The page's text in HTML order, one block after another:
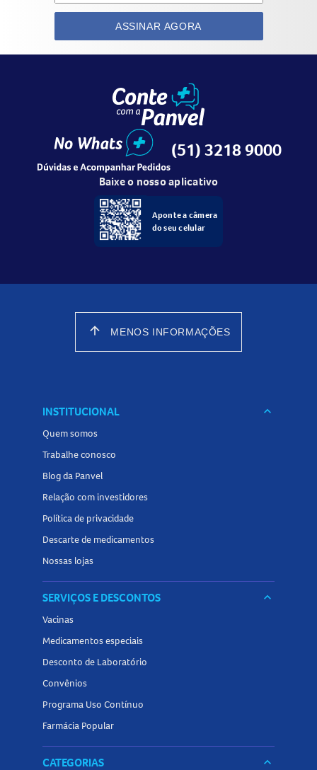
ASSINAR AGORA
(51) 3218 9000
Baixe o nosso aplicativo
Aponte a câmera
do seu celular
arrow_upward MENOS INFORMAÇÕES
INSTITUCIONAL keyboard_arrow_down
Quem somos
Trabalhe conosco
Blog da Panvel
Relação com investidores
Política de privacidade
Descarte de medicamentos
Nossas lojas
SERVIÇOS E DESCONTOS keyboard_arrow_down
Vacinas
Medicamentos especiais
Desconto de Laboratório
Convênios
Programa Uso Contínuo
Farmácia Popular
CATEGORIAS keyboard_arrow_down